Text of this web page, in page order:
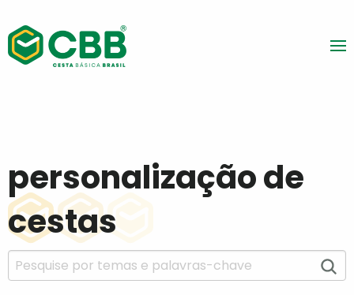
personalização de
cestas